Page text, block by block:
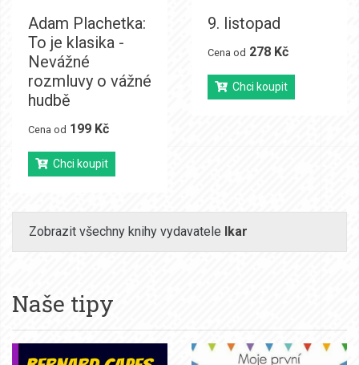
Adam Plachetka:
To je klasika -
Nevážné
rozmluvy o vážné
hudbě
Cena od 199 Kč
Chci koupit
9. listopad
Cena od 278 Kč
Chci koupit
Zobrazit všechny knihy vydavatele Ikar
Naše tipy